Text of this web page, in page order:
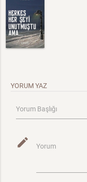
YORUM YAZ
Yorum Başlığı
mode_edit Yorum